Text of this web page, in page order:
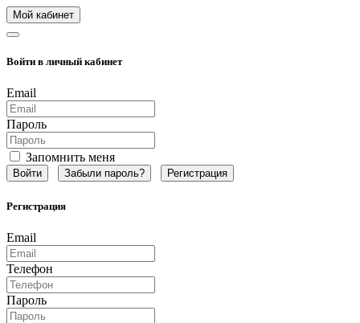
Мой кабинет
Войти в личный кабинет
Email
Пароль
Запомнить меня
Забыли пароль? Регистрация
Регистрация
Email
Телефон
Пароль